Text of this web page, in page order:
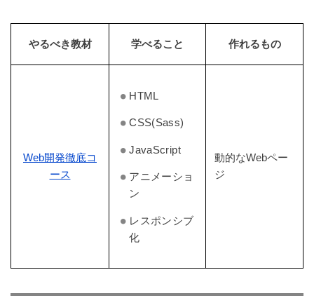
やるべき教材 学べること 作れるもの
Web開発徹底コ
ース
HTML
CSS(Sass)
JavaScript
アニメーショ
ン
レスポンシブ
化
動的なWebペー
ジ